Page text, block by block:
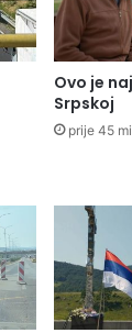
Ovo je
Srpskoj
prije 45